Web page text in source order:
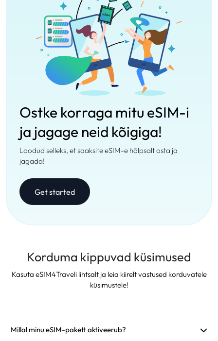
Ostke korraga mitu eSIM-i
ja jagage neid kõigiga!
Loodud selleks, et saaksite eSIM-e hõlpsalt osta ja
jagada!
Get started
Korduma kippuvad küsimused
Kasuta eSIM4Traveli lihtsalt ja leia kiirelt vastused korduvatele
küsimustele!
Millal minu eSIM-pakett aktiveerub?